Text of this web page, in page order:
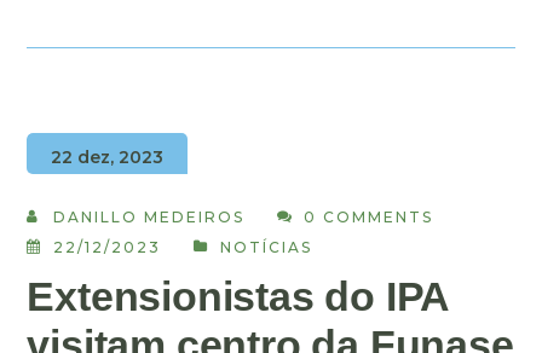
22 dez, 2023
DANILLO MEDEIROS
0 COMMENTS
22/12/2023
NOTÍCIAS
Extensionistas do IPA